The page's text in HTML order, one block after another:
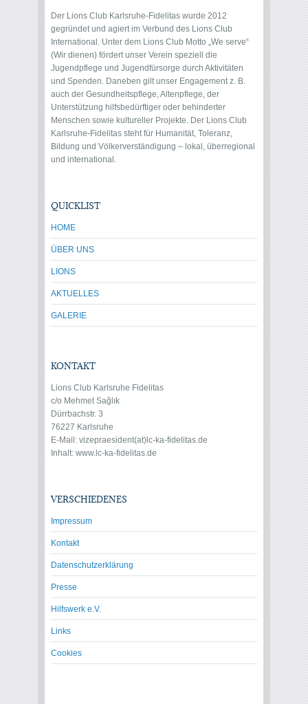
Der Lions Club Karlsruhe-Fidelitas wurde 2012
gegründet und agiert im Verbund des Lions Club
International. Unter dem Lions Club Motto „We serve“
(Wir dienen) fördert unser Verein speziell die
Jugendpflege und Jugendfürsorge durch Aktivitäten
und Spenden. Daneben gilt unser Engagement z. B.
auch der Gesundheitspflege, Altenpflege, der
Unterstützung hilfsbedürftiger oder behinderter
Menschen sowie kultureller Projekte. Der Lions Club
Karlsruhe-Fidelitas steht für Humanität, Toleranz,
Bildung und Völkerverständigung – lokal, überregional
und international.
QUICKLIST
HOME
ÜBER UNS
LIONS
AKTUELLES
GALERIE
KONTAKT
Lions Club Karlsruhe Fidelitas
c/o Mehmet Sağlık
Dürrbachstr. 3
76227 Karlsruhe
E-Mail: vizepraesident(at)lc-ka-fidelitas.de
Inhalt: www.lc-ka-fidelitas.de
VERSCHIEDENES
Impressum
Kontakt
Datenschutzerklärung
Presse
Hilfswerk e.V.
Links
Cookies